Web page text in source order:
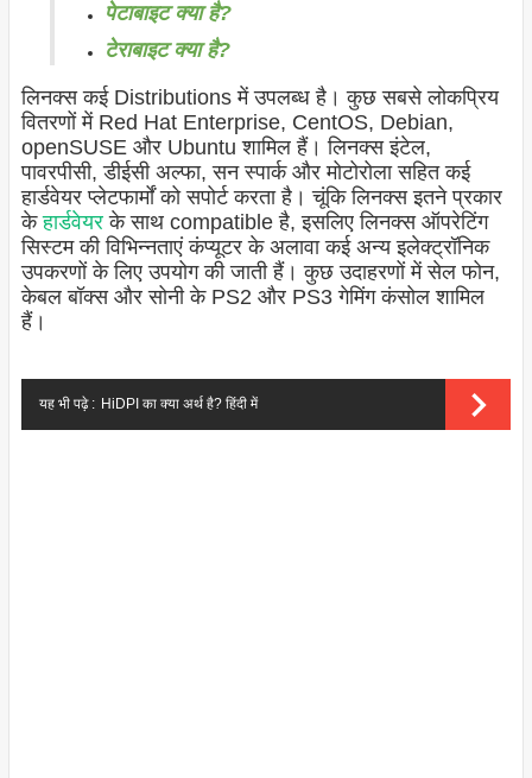
पेटाबाइट क्या है?
टेराबाइट क्या है?
लिनक्स कई Distributions में उपलब्ध है। कुछ सबसे लोकप्रिय
वितरणों में Red Hat Enterprise, CentOS, Debian,
openSUSE और Ubuntu शामिल हैं। लिनक्स इंटेल,
पावरपीसी, डीईसी अल्फा, सन स्पार्क और मोटोरोला सहित कई
हार्डवेयर प्लेटफार्मों को सपोर्ट करता है। चूंकि लिनक्स इतने प्रकार
केहार्डवेयरके साथ compatible है, इसलिए लिनक्स ऑपरेटिंग
सिस्टम की विभिन्नताएं कंप्यूटर के अलावा कई अन्य इलेक्ट्रॉनिक
उपकरणों के लिए उपयोग की जाती हैं। कुछ उदाहरणों में सेल फोन,
केबल बॉक्स और सोनी के PS2 और PS3 गेमिंग कंसोल शामिल
हैं।
यह भी पढ़े : HiDPI का क्या अर्थ है? हिंदी में